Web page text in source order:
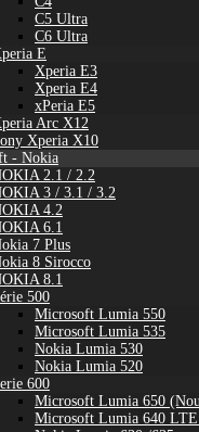
C5 Ultra
C6 Ultra
E
Xperia E3
Xperia E4
xPeria E5
Arc X12
Xperia X10
- Nokia
2.1 / 2.2
3 / 3.1 / 3.2
4.2
6.1
7 Plus
8 Sirocco
8.1
500
Microsoft Lumia 550
Microsoft Lumia 535
Nokia Lumia 530
Nokia Lumia 520
600
Microsoft Lumia 650
Microsoft Lumia 640